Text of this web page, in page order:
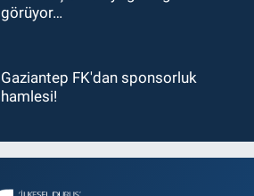
görüyor…
Gaziantep FK'dan sponsorluk
hamlesi!